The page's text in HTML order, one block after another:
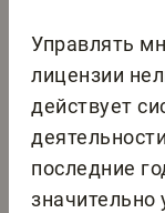
Управлять
лицензии
действует
последние
значительно